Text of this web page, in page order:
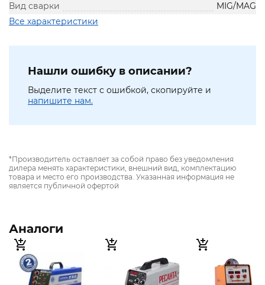
Вид сварки
MIG/MAG
Все характеристики
Нашли ошибку в описании?
Выделите текст с ошибкой, скопируйте и
напишите нам.
*Производитель оставляет за собой право без уведомления
дилера менять характеристики, внешний вид, комплектацию
товара и место его производства. Указанная информация не
является публичной офертой
Аналоги